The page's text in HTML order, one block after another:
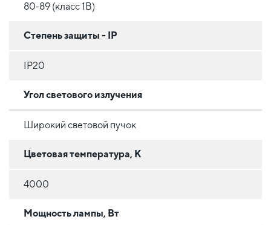
80-89 (класс 1B)
Степень защиты - IP
IP20
Угол светового излучения
Широкий световой пучок
Цветовая температура, К
4000
Мощность лампы, Вт